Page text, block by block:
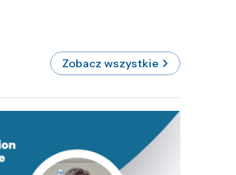
Zobacz wszystkie